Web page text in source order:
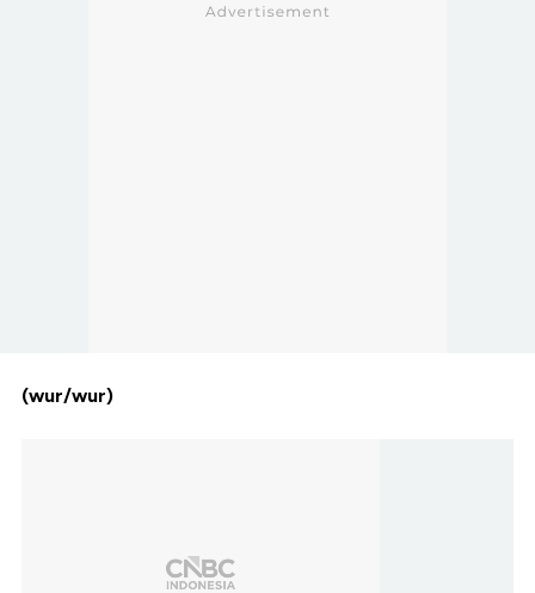
(wur/wur)